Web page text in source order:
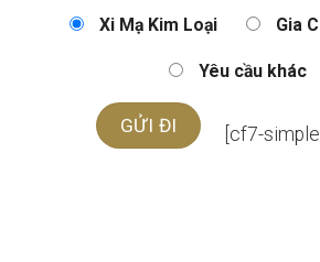
Xi Mạ Kim Loại Gia
Yêu cầu khác
[cf7-